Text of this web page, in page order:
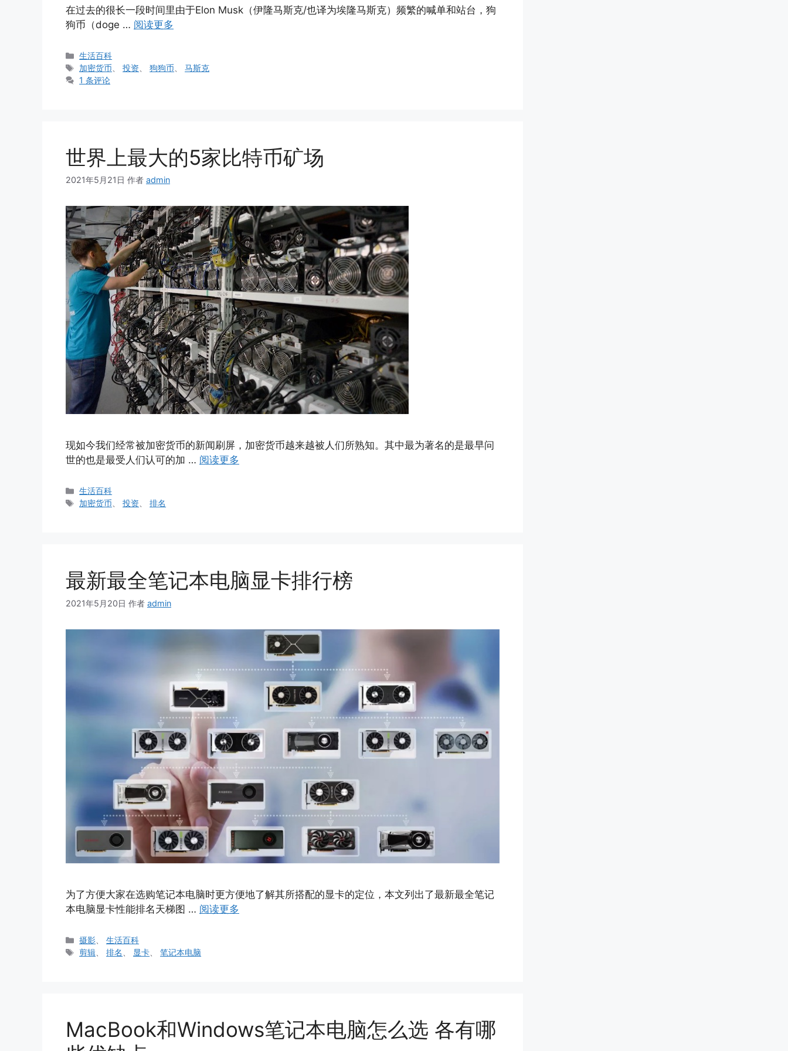
在过去的很长一段时间里由于Elon Musk（伊隆马斯克/也译为埃隆马斯克）频繁的喊单和站台，狗
狗币（doge … 阅读更多
分
类
生活百科
标
签
加密货币 、投资 、狗狗币 、马斯克
1 条评论
世界上最大的5家比特币矿场
2021年5月21日 作者 admin
现如今我们经常被加密货币的新闻刷屏，加密货币越来越被人们所熟知。其中最为著名的是最早问
世的也是最受人们认可的加 … 阅读更多
分
类
生活百科
标
加密货币 、投资 、排名
最新最全笔记本电脑显卡排行榜
2021年5月20日 作者 admin
为了方便大家在选购笔记本电脑时更方便地了解其所搭配的显卡的定位，本文列出了最新最全笔记
本电脑显卡性能排名天梯图 … 阅读更多
分
类
摄影 、生活百科
标
剪辑 、排名 显卡 、笔记本电脑
MacBook和Windows笔记本电脑怎么选 各有哪